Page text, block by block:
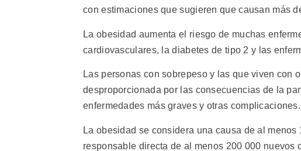
con estimaciones que sugieren que causan más
La obesidad aumenta el riesgo de muchas
cardiovasculares, la diabetes de tipo 2 y las
Las personas con sobrepeso y las que viven con
desproporcionada por las consecuencias de la
enfermedades más graves y otras complicaciones.
La obesidad se considera una causa de al
responsable directa de al menos 200 000